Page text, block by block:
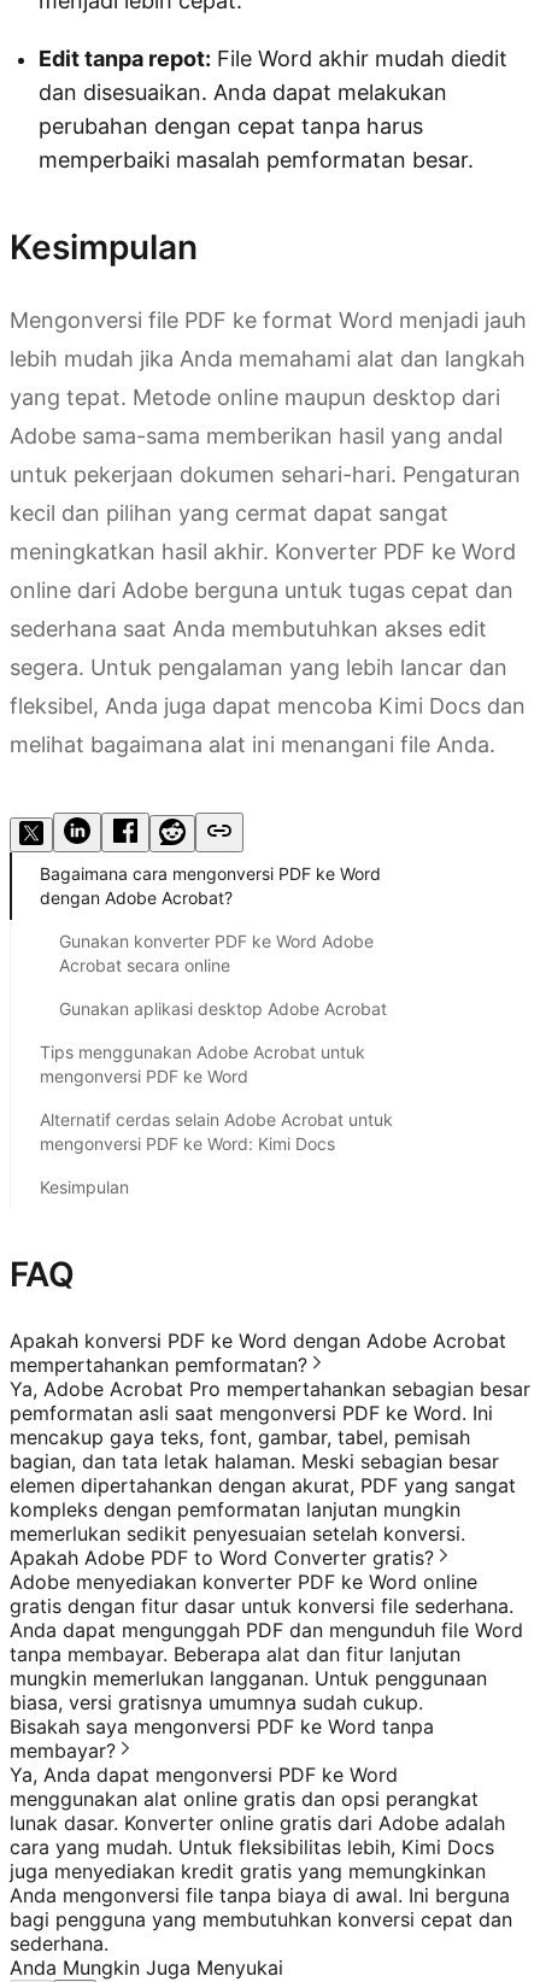
Edit tanpa repot: File Word akhir mudah diedit
dan disesuaikan. Anda dapat melakukan
perubahan dengan cepat tanpa harus
memperbaiki masalah pemformatan besar.
Kesimpulan
Mengonversi file PDF ke format Word menjadi jauh
lebih mudah jika Anda memahami alat dan langkah
yang tepat. Metode online maupun desktop dari
Adobe sama-sama memberikan hasil yang andal
untuk pekerjaan dokumen sehari-hari. Pengaturan
kecil dan pilihan yang cermat dapat sangat
meningkatkan hasil akhir. Konverter PDF ke Word
online dari Adobe berguna untuk tugas cepat dan
sederhana saat Anda membutuhkan akses edit
segera. Untuk pengalaman yang lebih lancar dan
fleksibel, Anda juga dapat mencoba Kimi Docs dan
melihat bagaimana alat ini menangani file Anda.
Bagaimana cara mengonversi PDF ke Word
dengan Adobe Acrobat?
Gunakan konverter PDF ke Word Adobe
Acrobat secara online
Gunakan aplikasi desktop Adobe Acrobat
Tips menggunakan Adobe Acrobat untuk
mengonversi PDF ke Word
Alternatif cerdas selain Adobe Acrobat untuk
mengonversi PDF ke Word: Kimi Docs
Kesimpulan
FAQ
Apakah konversi PDF ke Word dengan Adobe Acrobat
mempertahankan pemformatan?
Ya, Adobe Acrobat Pro mempertahankan sebagian besar
pemformatan asli saat mengonversi PDF ke Word. Ini
mencakup gaya teks, font, gambar, tabel, pemisah
bagian, dan tata letak halaman. Meski sebagian besar
elemen dipertahankan dengan akurat, PDF yang sangat
kompleks dengan pemformatan lanjutan mungkin
memerlukan sedikit penyesuaian setelah konversi.
Apakah Adobe PDF to Word Converter gratis?
Adobe menyediakan konverter PDF ke Word online
gratis dengan fitur dasar untuk konversi file sederhana.
Anda dapat mengunggah PDF dan mengunduh file Word
tanpa membayar. Beberapa alat dan fitur lanjutan
mungkin memerlukan langganan. Untuk penggunaan
biasa, versi gratisnya umumnya sudah cukup.
Bisakah saya mengonversi PDF ke Word tanpa
membayar?
Ya, Anda dapat mengonversi PDF ke Word
menggunakan alat online gratis dan opsi perangkat
lunak dasar. Konverter online gratis dari Adobe adalah
cara yang mudah. Untuk fleksibilitas lebih, Kimi Docs
juga menyediakan kredit gratis yang memungkinkan
Anda mengonversi file tanpa biaya di awal. Ini berguna
bagi pengguna yang membutuhkan konversi cepat dan
sederhana.
Anda Mungkin Juga Menyukai